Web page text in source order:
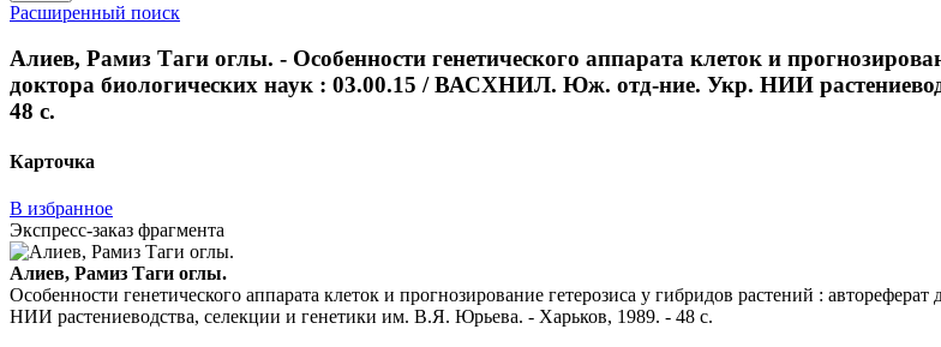
Расширенный поиск
Алиев, Рамиз Таги оглы. - Особенности генетического аппарата клеток и
доктора биологических наук : 03.00.15 / ВАСХНИЛ. Юж. отд-ние. Укр. НИИ
48 с.
Карточка
В избранное
Экспресс-заказ фрагмента
Алиев, Рамиз Таги оглы.
Особенности генетического аппарата клеток и прогнозирование гетерозиса у гибридов растений :
НИИ растениеводства, селекции и генетики им. В.Я. Юрьева. - Харьков, 1989. - 48 с.